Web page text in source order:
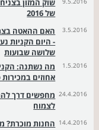
של 2016
3.5.2016
האם ההאטה
- היום הקניות
שלושה שבועות
1.5.2016
מה נשתנה:
אחוזים
24.4.2016 מחפשים דרך
לצמוח
14.4.2016 החנות מוכרת?